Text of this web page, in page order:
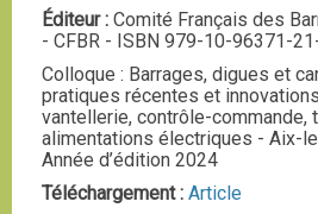
Éditeur : Comité Français des
- CFBR - ISBN 979-10-96371-
Colloque : Barrages, digues et
pratiques récentes et
vantellerie, contrôle-commande,
alimentations électriques - Aix-
Année d’édition 2024
Téléchargement : Article